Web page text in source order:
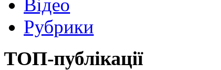
Відео
Рубрики
ТОП-публікації